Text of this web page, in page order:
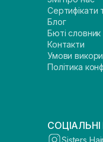
Сертифікати
Блог
Бюті словник
Контакти
Умови
Політика
Sisters